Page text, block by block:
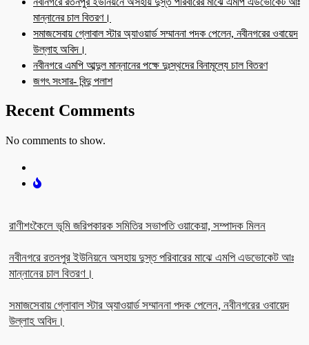
মান্নানের চাল বিতরণ।
সমাজসেবায় গ্লোবাল স্টার অ্যাওয়ার্ড সম্মাননা পদক পেলেন, নবীনগরের ওবায়েদ
উল্লাহ অবিদ।
নবীনগরে এমপি আব্দুল মান্নানের পক্ষে দুঃস্থদের বিনামূল্যে চাল বিতরণ
জগৎ সংসার- বিন্দু পলাশ
Recent Comments
No comments to show.
রাণীশংকৈলে ভূমি জরিপকারক সমিতির সভাপতি ওয়াকেয়া, সম্পাদক মিলন
নবীনগরে রতনপুর ইউনিয়নে অসহায় দুস্ত পরিবারের মাঝে এমপি এডভোকেট আঃ
মান্নানের চাল বিতরণ।
সমাজসেবায় গ্লোবাল স্টার অ্যাওয়ার্ড সম্মাননা পদক পেলেন, নবীনগরের ওবায়েদ
উল্লাহ অবিদ।